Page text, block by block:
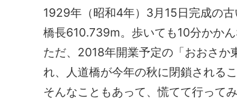
1929年（昭和4年）3月15日完成の古
橋長610.739m。歩いても10分かかん
ただ、2018年開業予定の「おおさか
れ、人道橋が今年の秋に閉鎖される
そんなこともあって、慌てて行ってみ